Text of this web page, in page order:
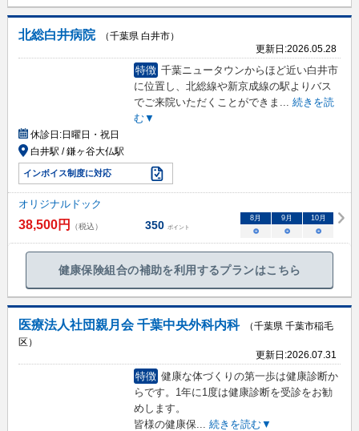
北総白井病院
（千葉県 白井市）
更新日:2026.05.28
特徴 千葉ニュータウンからほど近い白井市
に位置し、北総線や新京成線の駅よりバス
でご来院いただくことができま
続きを読
む▼
休診日:日曜日・祝日
白井駅 / 鎌ヶ谷大仏駅
インボイス制度に対応
オリジナルドック
38,500円 （税込） 350 ポイント
8 月 9 月 10月
○ ○ ○
健康保険組合の補助を利用するプランはこちら
医療法人社団親月会 千葉中央外科内科
（千葉県 千葉市稲毛
区）
更新日:2026.07.31
特徴 健康な体づくりの第一歩は健康診断か
らです。1年に1度は健康診断を受診をお勧
めします。
皆様の健康保
続きを読む▼